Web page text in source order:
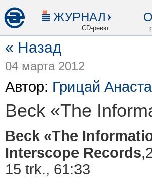
ЖУРНАЛ
CD-ревю
« Назад
04 марта 2012
Автор: Грицай
Beck «The
Beck «The
Interscope Records
15 trk., 61:33